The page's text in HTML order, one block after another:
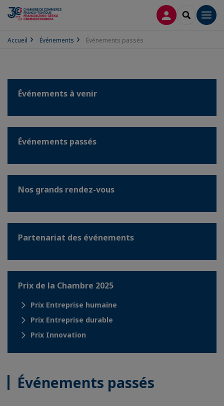
CONNEXION
Accueil Événements Événements passés
Événements à venir
Événements passés
Nos grands rendez-vous
Partenariat des événements
Prix de la Chambre 2025
Prix Entreprise humaine
Prix Entreprise durable
Prix Innovation
Événements passés